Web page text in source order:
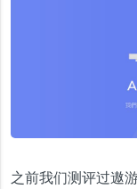
之前我们测评过遨